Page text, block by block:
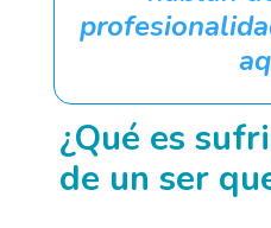
¿Qué es
de un ser